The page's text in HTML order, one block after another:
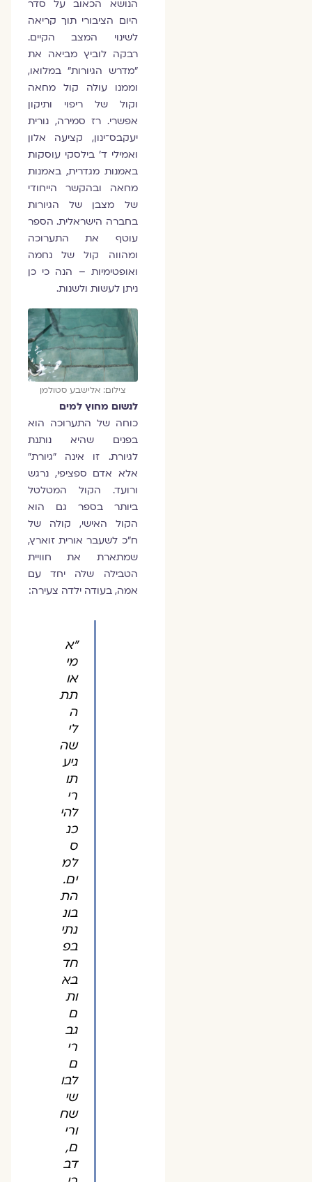
הנושא הכאוב על סדר
היום הציבורי תוך קריאה
לשינוי המצב הקיים.
רבקה לוביץ מביאה את
"מדרש הגיורות" במלואו,
וממנו עולה קול מחאה
וקול של ריפוי ותיקון
אפשרי. רז סמירה, נורית
יעקבס־ינון, קציעה אלון
ואמילי ד' בילסקי עוסקות
באמנות מגדרית, באמנות
מחאה ובהקשר הייחודי
של מצבן של הגיורות
בחברה הישראלית. הספר
עוטף את התערוכה
ומהווה קול של נחמה
ואופטימיות – הנה כי כן
ניתן לעשות ולשנות.
צילום: אלישבע סטולמן
לנשום מחוץ למים
כוחה של התערוכה הוא
בפנים שהיא נותנת
לגיורת. זו אינה "גיורת"
אלא אדם ספציפי, נרגש
ורועד. הקול המטלטל
ביותר בספר גם הוא
הקול האישי, קולה של
ח"כ לשעבר אורית זוארץ,
שמתארת את חוויית
הטבילה שלה יחד עם
אמה, בעודה ילדה צעירה:
"א
מי
או
תת
ה
לי
שה
גיע
תו
רי
להי
כנ
ס
למ
ים.
הת
בונ
נתי
בפ
חד
בא
ות
ם
גב
רי
ם
לבו
שי
שח
ורי
ם,
דב